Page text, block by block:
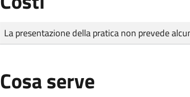
Tipo di pagamento
Importo
La presentazione della pratica non prevede
Cosa serve